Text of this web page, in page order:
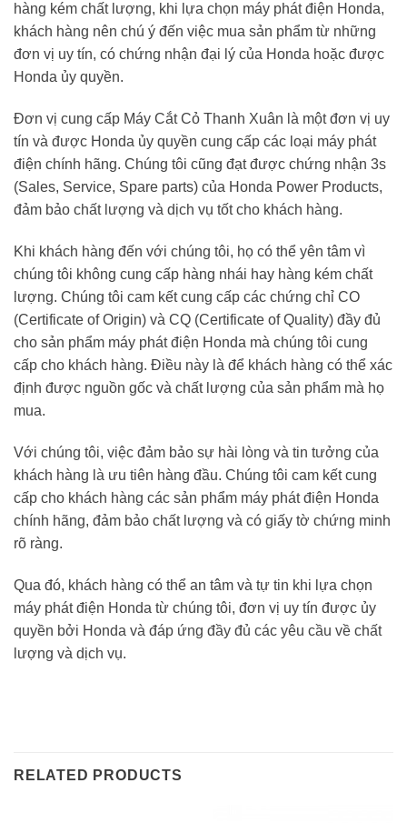
hàng kém chất lượng, khi lựa chọn máy phát điện Honda,
khách hàng nên chú ý đến việc mua sản phẩm từ những
đơn vị uy tín, có chứng nhận đại lý của Honda hoặc được
Honda ủy quyền.
Đơn vị cung cấp Máy Cắt Cỏ Thanh Xuân là một đơn vị uy
tín và được Honda ủy quyền cung cấp các loại máy phát
điện chính hãng. Chúng tôi cũng đạt được chứng nhận 3s
(Sales, Service, Spare parts) của Honda Power Products,
đảm bảo chất lượng và dịch vụ tốt cho khách hàng.
Khi khách hàng đến với chúng tôi, họ có thể yên tâm vì
chúng tôi không cung cấp hàng nhái hay hàng kém chất
lượng. Chúng tôi cam kết cung cấp các chứng chỉ CO
(Certificate of Origin) và CQ (Certificate of Quality) đầy đủ
cho sản phẩm máy phát điện Honda mà chúng tôi cung
cấp cho khách hàng. Điều này là để khách hàng có thể xác
định được nguồn gốc và chất lượng của sản phẩm mà họ
mua.
Với chúng tôi, việc đảm bảo sự hài lòng và tin tưởng của
khách hàng là ưu tiên hàng đầu. Chúng tôi cam kết cung
cấp cho khách hàng các sản phẩm máy phát điện Honda
chính hãng, đảm bảo chất lượng và có giấy tờ chứng minh
rõ ràng.
Qua đó, khách hàng có thể an tâm và tự tin khi lựa chọn
máy phát điện Honda từ chúng tôi, đơn vị uy tín được ủy
quyền bởi Honda và đáp ứng đầy đủ các yêu cầu về chất
lượng và dịch vụ.
RELATED PRODUCTS